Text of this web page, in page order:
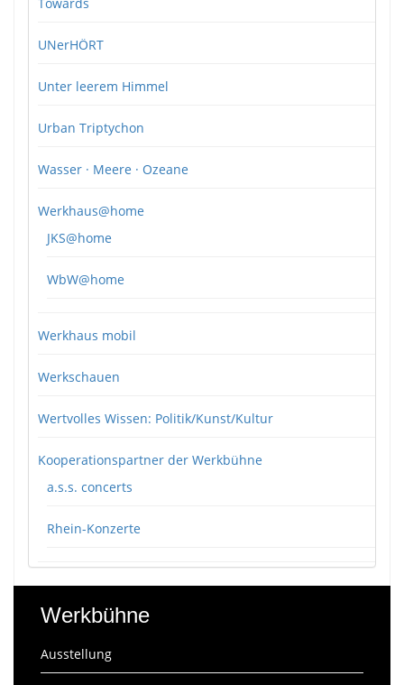
UNerHÖRT
Unter leerem Himmel
Urban Triptychon
Wasser · Meere · Ozeane
Werkhaus@home
JKS@home
WbW@home
Werkhaus mobil
Werkschauen
Wertvolles Wissen: Politik/Kunst/Kultur
Kooperationspartner der Werkbühne
a.s.s. concerts
Rhein-Konzerte
Werkbühne
Ausstellung